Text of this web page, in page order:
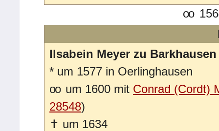
oo
Ilsabein Meyer zu Barkhausen
* um 1577 in Oerlinghausen
oo um 1600 mit Conrad (Cordt)
28548)
✝ um 1634